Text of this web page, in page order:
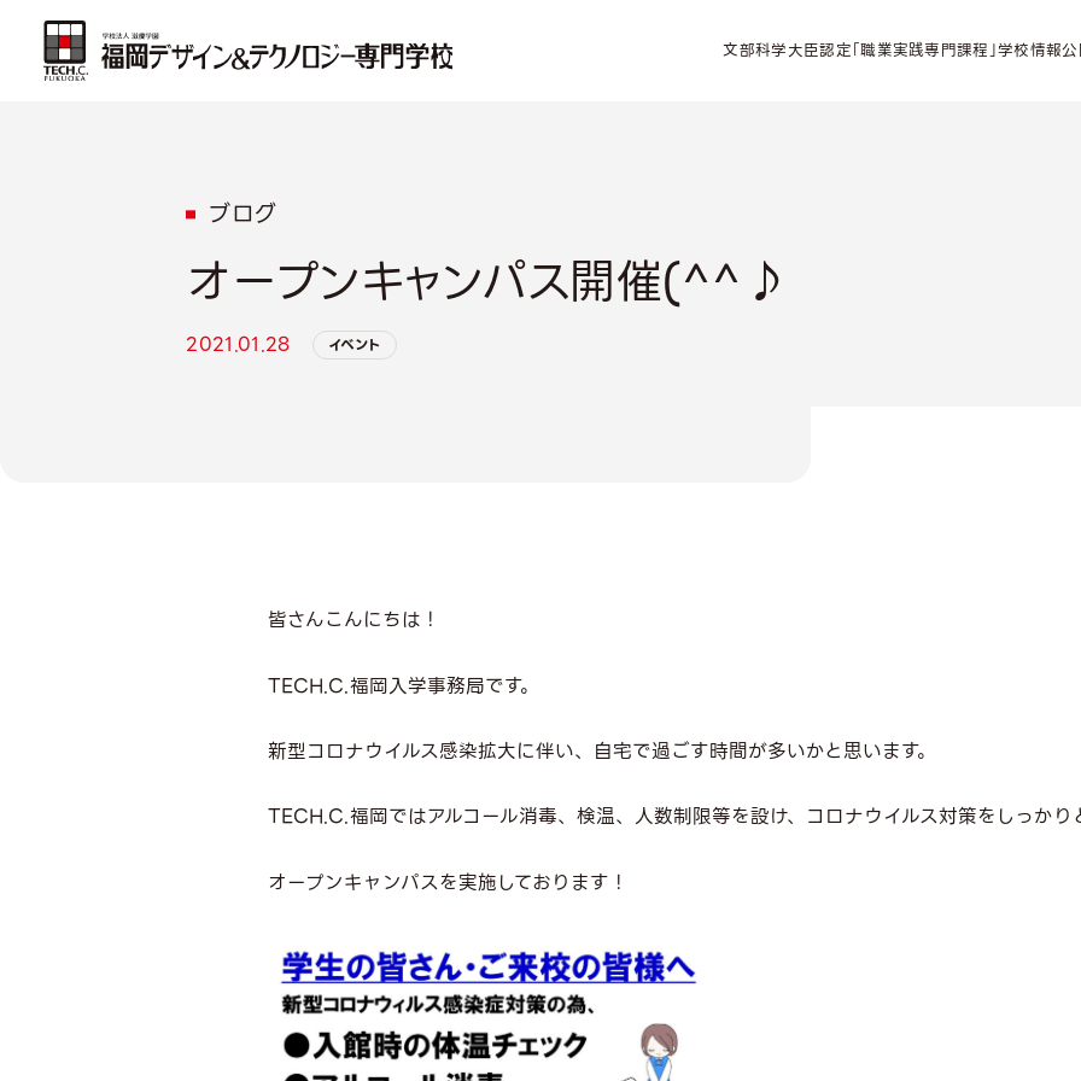
文部科学大臣認定「職業実践専門課程」学校情報
ブログ
オープンキャンパス開催(^^♪
2021.01.28 イベント
皆さんこんにちは！
TECH.C.福岡入学事務局です。
新型コロナウイルス感染拡大に伴い、自宅で過ごす時間が多いかと思います。
TECH.C.福岡ではアルコール消毒、検温、人数制限等を設け、コロナウイルス対策をしっかり
オープンキャンパスを実施しております！